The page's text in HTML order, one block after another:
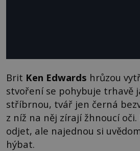
Brit Ken Edwards hrůzou
stvoření se pohybuje trhavě
stříbrnou, tvář jen černá
z níž na něj zírají žhnoucí oči.
odjet, ale najednou si
hýbat.